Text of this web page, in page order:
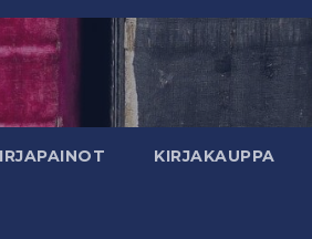
KIRJAKAUPPA